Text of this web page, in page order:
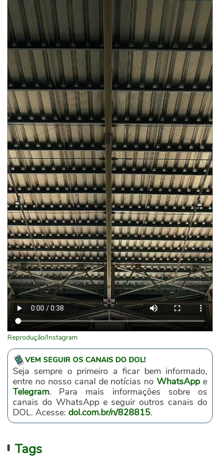
Reprodução/Instagram
VEM SEGUIR OS CANAIS DO DOL!
Seja sempre o primeiro a ficar bem informado,
entre no nosso canal de notícias noWhatsAppe
Telegram. Para mais informações sobre os
canais do WhatsApp e seguir outros canais do
DOL. Acesse: dol.com.br/n/828815.
Tags